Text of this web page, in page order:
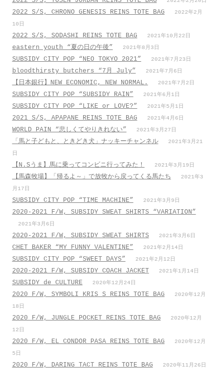
2022 S/S, CHRONO GENESIS REINS TOTE BAG
2022年2月
10日
2022 S/S, SODASHI REINS TOTE BAG 2021年10月22日
eastern youth “夏の日の午後” 2021年8月3日
SUBSIDY CITY POP “NEO TOKYO 2021” 2021年7月23日
bloodthirsty butchers “7月_July” 2021年7月6日
【日本銀行】NEW ECONOMIC, NEW NORMAL. 2021年7月2日
SUBSIDY CITY POP “SUBSIDY RAIN” 2021年6月1日
SUBSIDY CITY POP “LIKE or LOVE?” 2021年5月1日
2021 S/S, APAPANE REINS TOTE BAG 2021年4月6日
WORLD PAIN “悲しくてやりきれない” 2021年3月27日
「馬と子どもと、ときどき犬」ナッキーチャンネル
2021年3月21
日
【N.Sうま】馬に乗ってコンビニ行ってみた！ 2021年3月19日
【馬森牧場】「帰るよ～」で放牧から戻ってくる馬たち
2021年3
月17日
SUBSIDY CITY POP “TIME MACHINE” 2021年3月9日
2020-2021 F/W, SUBSIDY SWEAT SHIRTS “VARIATION”
2021年3月6日
2020-2021 F/W, SUBSIDY SWEAT SHIRTS 2021年3月6日
CHET BAKER “MY FUNNY VALENTINE” 2021年2月14日
SUBSIDY CITY POP “SWEET DAYS” 2021年2月12日
2020-2021 F/W, SUBSIDY COACH JACKET 2021年1月14日
SUBSIDY de CULTURE 2020年12月24日
2020 F/W, SYMBOLI KRIS S REINS TOTE BAG
2020年12月
18日
2020 F/W, JUNGLE POCKET REINS TOTE BAG
2020年12月
12日
2020 F/W, EL CONDOR PASA REINS TOTE BAG
2020年12月
5日
2020 F/W, DARING TACT REINS TOTE BAG 2020年11月26日